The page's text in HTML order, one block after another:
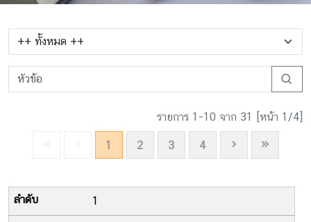
รายการ 1-10 จาก 31 [หน้า 1/4]
1 2 3 4
1